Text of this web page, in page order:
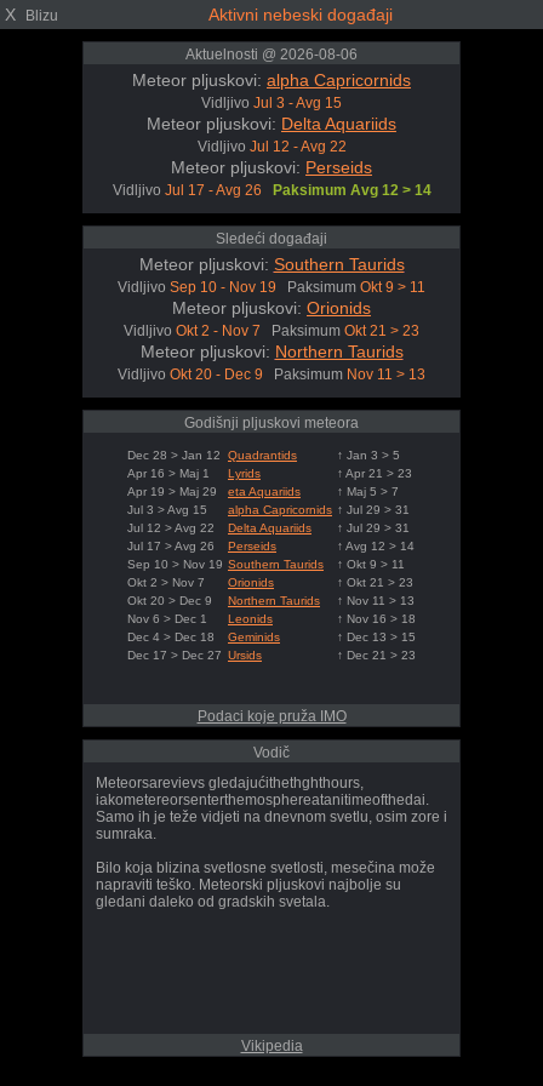
X Blizu Aktivni nebeski događaji
Aktuelnosti @ 2026-08-06
Meteor pljuskovi: alpha Capricornids
Vidljivo Jul 3 - Avg 15
Meteor pljuskovi: Delta Aquariids
Vidljivo Jul 12 - Avg 22
Meteor pljuskovi: Perseids
Vidljivo Jul 17 - Avg 26 Paksimum Avg 12 > 14
Sledeći događaji
Meteor pljuskovi: Southern Taurids
Vidljivo Sep 10 - Nov 19 Paksimum Okt 9 > 11
Meteor pljuskovi: Orionids
Vidljivo Okt 2 - Nov 7 Paksimum Okt 21 > 23
Meteor pljuskovi: Northern Taurids
Vidljivo Okt 20 - Dec 9 Paksimum Nov 11 > 13
Godišnji pljuskovi meteora
Dec 28 > Jan 12 Quadrantids
↑ Jan 3 > 5
Apr 16 > Maj 1
Lyrids
↑ Apr 21 > 23
Apr 19 > Maj 29
eta Aquariids
↑ Maj 5 > 7
Jul 3 > Avg 15
alpha Capricornids ↑ Jul 29 > 31
Jul 12 > Avg 22
Delta Aquariids
↑ Jul 29 > 31
Jul 17 > Avg 26
Perseids
↑ Avg 12 > 14
Sep 10 > Nov 19 Southern Taurids
↑ Okt 9 > 11
Okt 2 > Nov 7
Orionids
↑ Okt 21 > 23
Okt 20 > Dec 9
Northern Taurids
↑ Nov 11 > 13
Nov 6 > Dec 1
Leonids
↑ Nov 16 > 18
Dec 4 > Dec 18
Geminids
↑ Dec 13 > 15
Dec 17 > Dec 27 Ursids ↑ Dec 21 > 23
Podaci koje pruža IMO
Vodič
Meteorsarevievs gledajućithethghthours,
iakometereorsenterthemosphereatanitimeofthedai.
Samo ih je teže vidjeti na dnevnom svetlu, osim zore i
sumraka.
Bilo koja blizina svetlosne svetlosti, mesečina može
napraviti teško. Meteorski pljuskovi najbolje su
gledani daleko od gradskih svetala.
Vikipedia